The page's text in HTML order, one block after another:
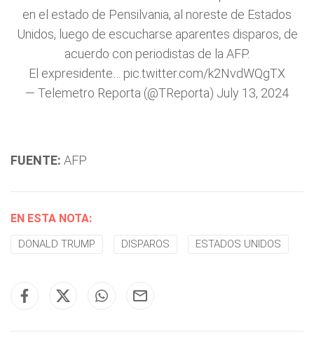
en el estado de Pensilvania, al noreste de Estados
Unidos, luego de escucharse aparentes disparos, de
acuerdo con periodistas de la AFP.
El expresidente… pic.twitter.com/k2NvdWQgTX
— Telemetro Reporta (@TReporta) July 13, 2024
FUENTE: AFP
EN ESTA NOTA:
DONALD TRUMP DISPAROS ESTADOS UNIDOS